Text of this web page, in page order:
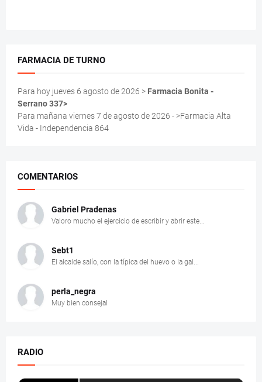
FARMACIA DE TURNO
Para hoy jueves 6 agosto de 2026 > Farmacia Bonita -
Serrano 337>
Para mañana viernes 7 de agosto de 2026 - >Farmacia Alta
Vida - Independencia 864
COMENTARIOS
Gabriel Pradenas
Valoro mucho el ejercicio de escribir y abrir este...
Sebt1
El alcalde salío, con la típica del huevo o la gal...
perla_negra
Muy bien consejal
RADIO